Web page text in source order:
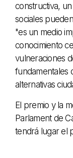
constructiva,
sociales
"es un medio
conocimiento
vulneraciones
fundamentales
alternativas
El premio y la
Parlament de
tendrá lugar el